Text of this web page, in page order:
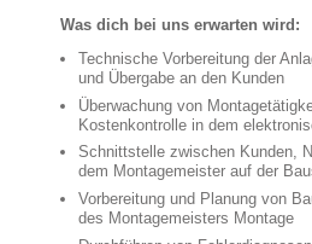
Was dich bei uns erwarten wird:
Technische Vorbereitung der
und Übergabe an den Kunden
Überwachung von
Kostenkontrolle in dem
Schnittstelle zwischen Kunden,
dem Montagemeister auf der
Vorbereitung und Planung von
des Montagemeisters Montage